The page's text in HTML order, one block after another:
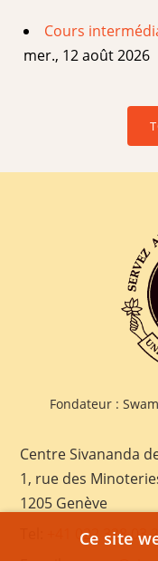
Cours
mer., 12 août 2026
Fondateur :
Centre Sivananda
1, rue des
1205 Genève
+41 022 328 03
Ce site